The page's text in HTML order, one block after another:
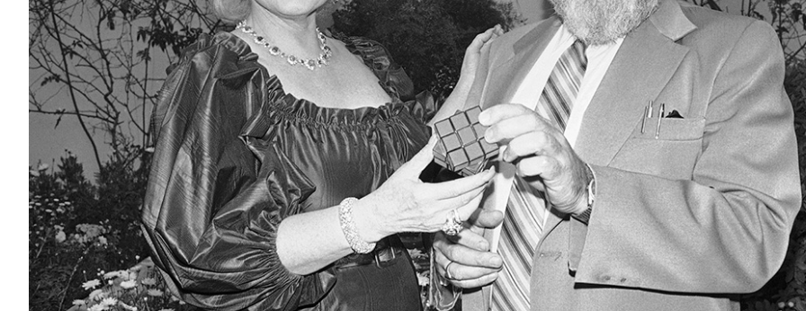
Cultura
Economia
Sport
Europa
Altrecose
Mondiali calcio 2026
PODCAST
NEWSLETTER
I MIEI PREFERITI